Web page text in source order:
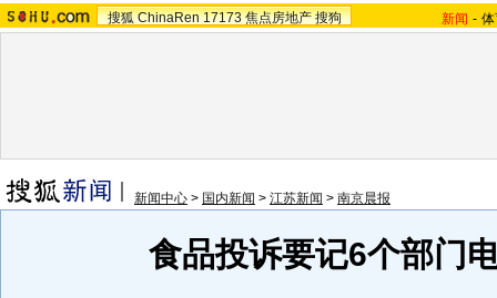
搜狐 ChinaRen 17173 焦点房地产 搜狗 新闻 -
新闻中心 > 国内新闻 > 江苏新闻 > 南京晨报
食品投诉要记6个部门